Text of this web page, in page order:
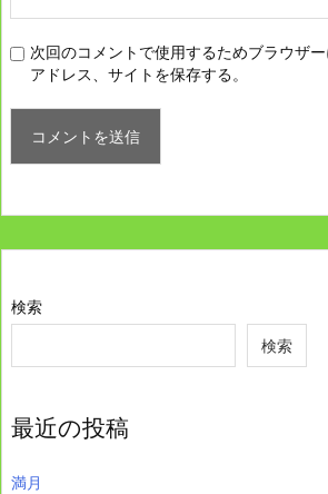
次回のコメントで使用するためブラウザ
アドレス、サイトを保存する。
検索
検索
最近の投稿
満月